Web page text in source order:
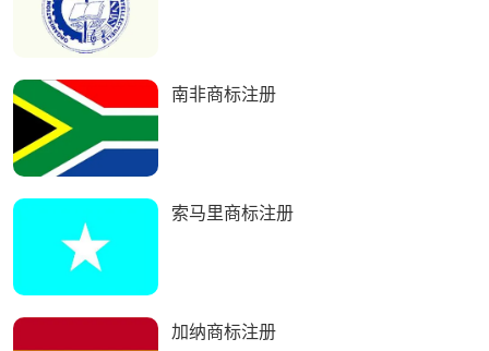
南非商标注册
索马里商标注册
加纳商标注册